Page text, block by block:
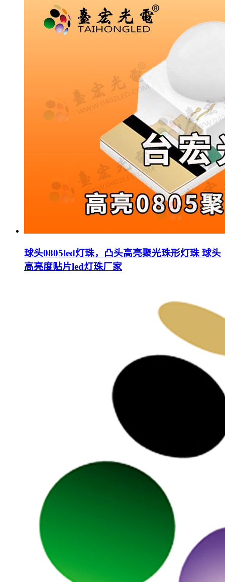
球头0805led灯珠，凸头高亮聚光珠形灯珠 球头
高亮度贴片led灯珠厂家